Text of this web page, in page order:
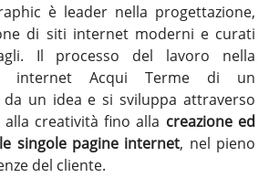
è leader nella progettazione,
di siti internet moderni e curati
Il processo del lavoro nella
internet Acqui Terme di un
un idea e si sviluppa attraverso
creatività fino alla creazione ed
singole pagine internet, nel pieno
del cliente.